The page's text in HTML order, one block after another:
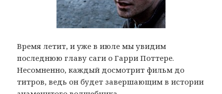
Время летит, и уже в июле мы увидим
последнюю главу саги о Гарри Поттере.
Несомненно, каждый досмотрит фильм до
титров, ведь он будет завершающим в истории